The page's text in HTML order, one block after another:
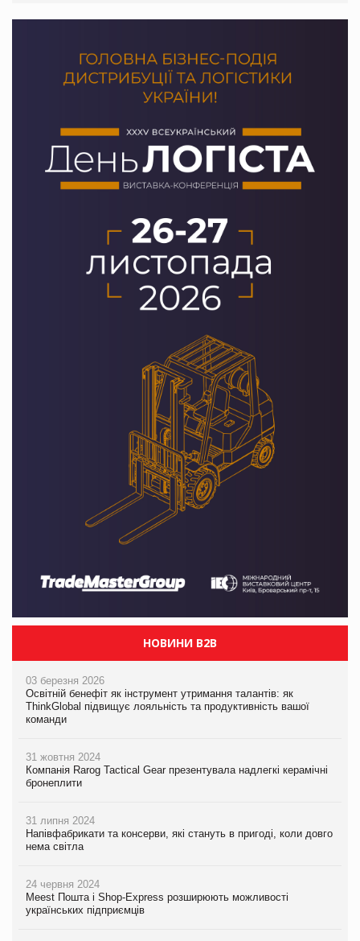
НОВИНИ B2B
03 березня 2026
Освітній бенефіт як інструмент утримання талантів: як
ThinkGlobal підвищує лояльність та продуктивність вашої
команди
31 жовтня 2024
Компанія Rarog Tactical Gear презентувала надлегкі керамічні
бронеплити
31 липня 2024
Напівфабрикати та консерви, які стануть в пригоді, коли довго
нема світла
24 червня 2024
Meest Пошта і Shop-Express розширюють можливості
українських підприємців